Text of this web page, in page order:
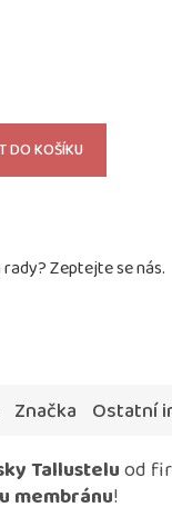
DO KOŠÍKU
Značka Ostatní
Tallusteluod
membránu!